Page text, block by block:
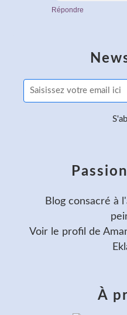
Répondre
Blog consacré à
Voir le profil de
À